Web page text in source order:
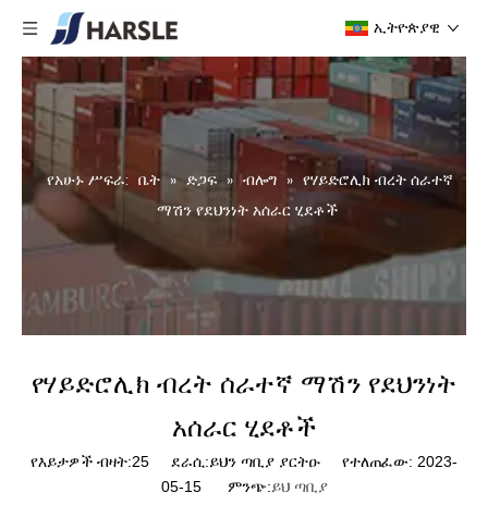
ኢትዮጵያዊ
የአሁኑ ሥፍራ: ቤት » ድጋፍ » ብሎግ » የሃይድሮሊክ ብረት ሰራተኛ
ማሽን የደህንነት አሰራር ሂደቶች
የሃይድሮሊክ ብረት ሰራተኛ ማሽን የደህንነት
አሰራር ሂደቶች
የእይታዎች ብዛት:25 ደራሲ:ይህን ጣቢያ ያርትዑ የተለጠፈው: 2023-
05-15 ምንጭ:ይህ ጣቢያ